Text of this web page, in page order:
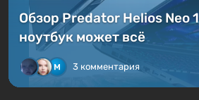
Обзор Predator Helios Neo
ноутбук может всё
3 комментария